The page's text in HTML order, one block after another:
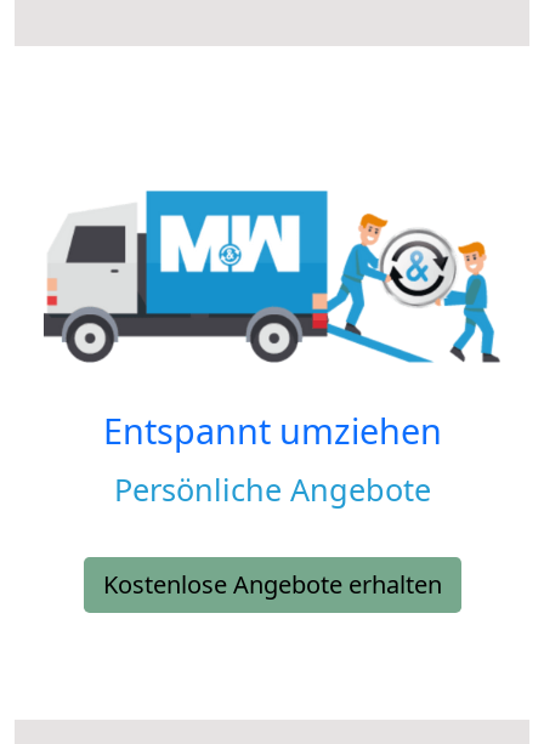
Entspannt umziehen
Persönliche Angebote
Kostenlose Angebote erhalten